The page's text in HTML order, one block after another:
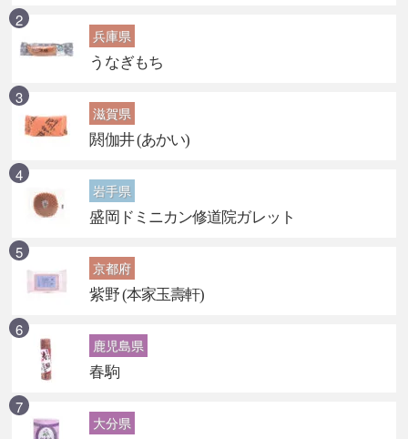
兵庫県
うなぎもち
滋賀県
閼伽井 (あかい)
岩手県
盛岡ドミニカン修道院ガレット
京都府
紫野 (本家玉壽軒)
鹿児島県
春駒
大分県